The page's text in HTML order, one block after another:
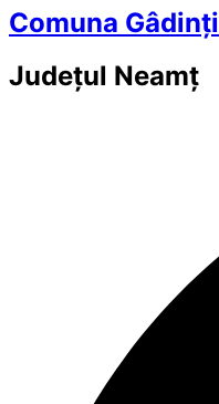
Comuna Gâdinți
Județul Neamț